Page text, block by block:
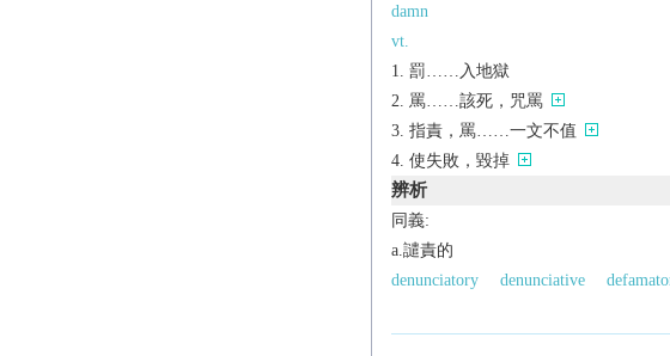
damn
vt.
罰……入地獄
罵……該死，咒罵
指責，罵……一文不值
使失敗，毀掉
辨析
同義:
a.譴責的
denunciatory
denunciative